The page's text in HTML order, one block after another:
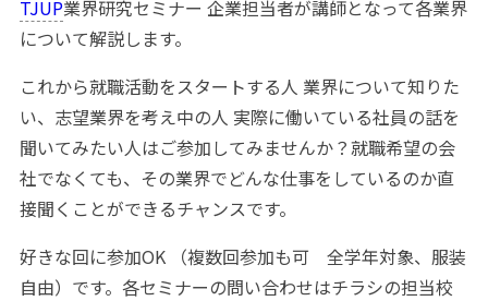
TJUP業界研究セミナー 企業担当者が講師となって各業界
について解説します。
これから就職活動をスタートする人 業界について知りた
い、志望業界を考え中の人 実際に働いている社員の話を
聞いてみたい人はご参加してみませんか？就職希望の会
社でなくても、その業界でどんな仕事をしているのか直
接聞くことができるチャンスです。
好きな回に参加OK （複数回参加も可 全学年対象、服装
自由）です。各セミナーの問い合わせはチラシの担当校